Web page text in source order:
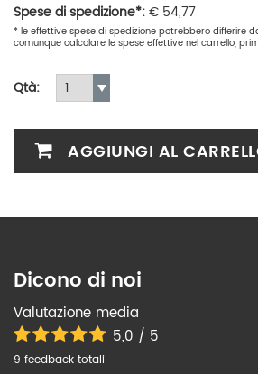
Spese di spedizione*:€ 54,77
* le effettive spese di spedizione potrebbero differire
comunque calcolare le spese effettive nel carrello,
Qtà:
AGGIUNGI AL
Dicono di noi
Valutazione media
5,0 / 5
9 feedback totali